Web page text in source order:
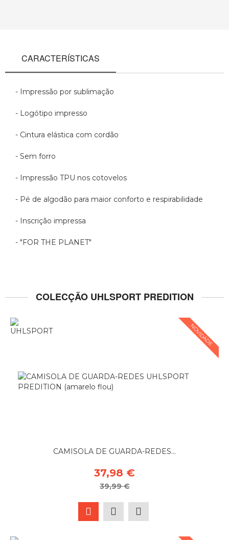
CARACTERÍSTICAS
- Impressão por sublimação
- Logótipo impresso
- Cintura elástica com cordão
- Sem forro
- Impressão TPU nos cotovelos
- Pé de algodão para maior conforto e respirabilidade
- Inscrição impressa
- "FOR THE PLANET"
COLECÇÃO UHLSPORT PREDITION
NOVIDADE
CAMISOLA DE GUARDA-REDES...
37,98 €
39,99 €